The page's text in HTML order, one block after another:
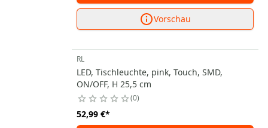
Vorschau
RL
LED, Tischleuchte, pink, Touch, SMD,
ON/OFF, H 25,5 cm
0
52,99 €*